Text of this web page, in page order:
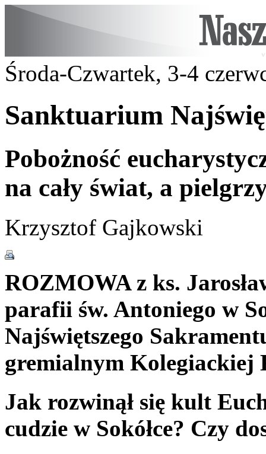
Środa-Czwartek, 3-4
Sanktuarium
Pobożność
na cały świat, a
Krzysztof Gajkowski
ROZMOWA z ks.
parafii św. Antoniego w
Najświętszego
gremialnym Kolegiackiej
Jak rozwinął się kult
cudzie w Sokółce? Czy